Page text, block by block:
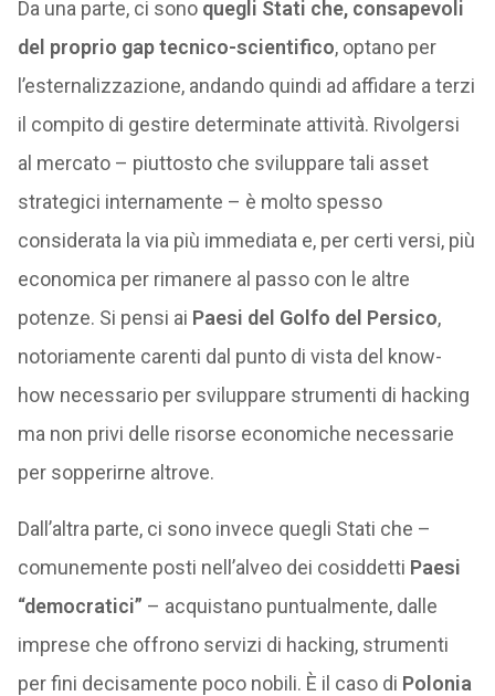
Da una parte, ci sonoquegli Stati che, consapevoli
del proprio gap tecnico-scientifico, optano per
l’esternalizzazione, andando quindi ad affidare a terzi
il compito di gestire determinate attività. Rivolgersi
al mercato – piuttosto che sviluppare tali asset
strategici internamente – è molto spesso
considerata la via più immediata e, per certi versi, più
economica per rimanere al passo con le altre
potenze. Si pensi ai Paesi del Golfo del Persico,
notoriamente carenti dal punto di vista del know-
how necessario per sviluppare strumenti di hacking
ma non privi delle risorse economiche necessarie
per sopperirne altrove.
Dall’altra parte, ci sono invece quegli Stati che –
comunemente posti nell’alveo dei cosiddetti Paesi
“democratici” – acquistano puntualmente, dalle
imprese che offrono servizi di hacking, strumenti
per fini decisamente poco nobili. È il caso di Polonia